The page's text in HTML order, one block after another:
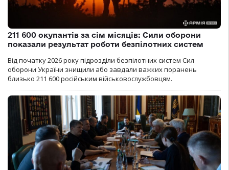
211 600 окупантів за сім місяців: Сили оборони
показали результат роботи безпілотних систем
Від початку 2026 року підрозділи безпілотних систем Сил
оборони України знищили або завдали важких поранень
близько 211 600 російським військовослужбовцям.